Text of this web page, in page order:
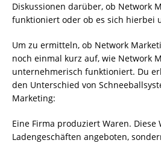
Diskussionen darüber, ob Network
funktioniert oder ob es sich hierbei
Um zu ermitteln, ob Network
noch einmal kurz auf, wie Network
unternehmerisch funktioniert. Du
den Unterschied von
Marketing:
Eine Firma produziert Waren.
Ladengeschäften angeboten,